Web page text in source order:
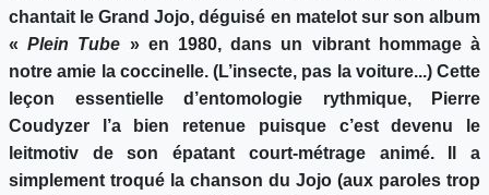
chantait le Grand Jojo, déguisé en matelot sur son album
«Plein Tube » en 1980, dans un vibrant hommage à
notre amie la coccinelle. (L’insecte, pas la voiture...) Cette
leçon essentielle d’entomologie rythmique, Pierre
Coudyzer l’a bien retenue puisque c’est devenu le
leitmotiv de son épatant court-métrage animé. Il a
simplement troqué la chanson du Jojo (aux paroles trop